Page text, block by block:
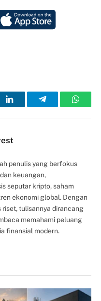
LinkedInTelegram
penulis yang berfokus
keuangan,
seputar kripto, saham
ekonomi global. Dengan
riset, tulisannya dirancang
memahami peluang
finansial modern.